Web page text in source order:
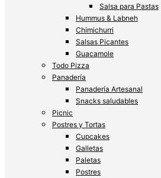
Salsa para Pastas
Hummus & Labneh
Chimichurri
Salsas Picantes
Guacamole
Todo Pizza
Panadería
Panadería Artesanal
Snacks saludables
Picnic
Postres y Tortas
Cupcakes
Galletas
Paletas
Postres